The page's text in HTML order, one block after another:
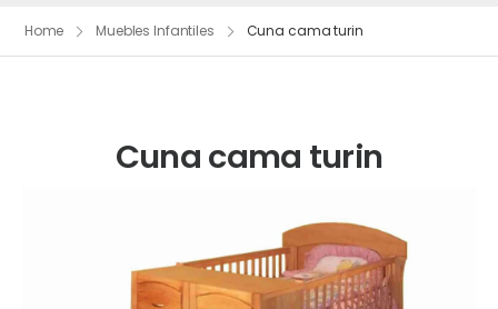
Home Muebles Infantiles Cuna cama turin
Cuna cama turin